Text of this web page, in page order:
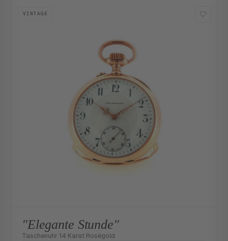
VINTAGE
"Elegante Stunde"
Taschenuhr 14 Karat Roségold